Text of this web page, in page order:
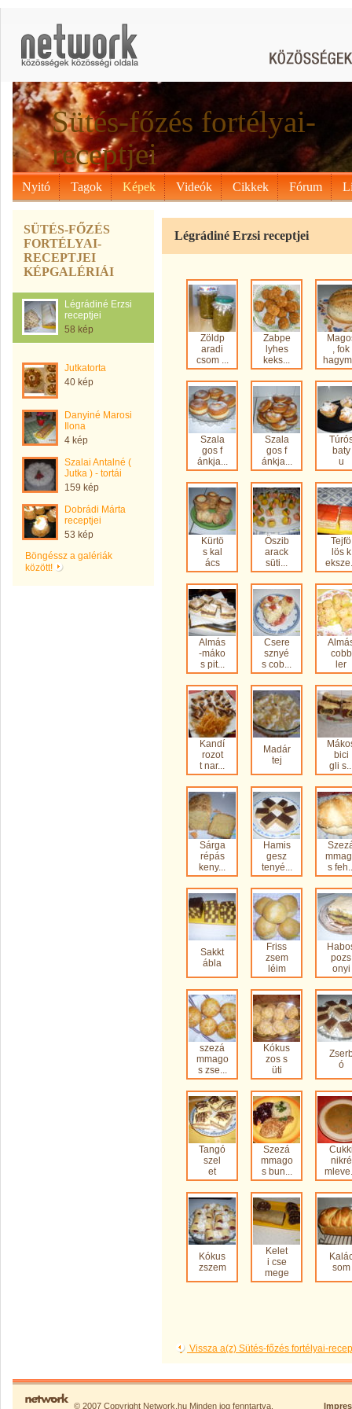
Sütés-főzés fortélyai-
receptjei
Nyitó Tagok Képek Videók Cikkek Fórum
SÜTÉS-FŐZÉS
FORTÉLYAI-
RECEPTJEI
KÉPGALÉRIÁI
Légrádiné Erzsi
receptjei
58 kép
Jutkatorta
40 kép
Danyiné Marosi
Ilona
4 kép
Szalai Antalné (
Jutka ) - tortái
159 kép
Dobrádi Márta
receptjei
53 kép
Böngéssz a galériák
között!
Légrádiné Erzsi receptjei
Zöldp
aradi
csom ...
Zabpe
lyhes
keks...
, fok
Szala
gos f
ánkja...
Szala
gos f
ánkja...
baty
u
Kürtö
s kal
ács
Őszib
arack
süti...
Tejfö
lös k
Almás
-máko
s pit...
Csere
sznyé
s cob...
cobb
ler
Kandí
rozot
t nar...
Madár
tej
bici
gli
Sárga
répás
keny...
Hamis
gesz
tenyé...
s
Sakkt
ábla
Friss
zsem
léim
pozs
onyi
szezá
mmago
s zse...
Kókus
zos s
üti
ó
Tangó
szel
et
Szezá
mmago
s bun...
nikré
Kókus
zszem
Kelet
i cse
mege
som
Vissza a(z) Sütés-főzés fortélyai-
© 2007 Copyright Network.hu Minden jog fenntartva.